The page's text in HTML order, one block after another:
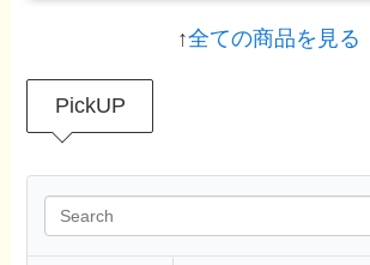
↑全ての商品を見る
PickUP